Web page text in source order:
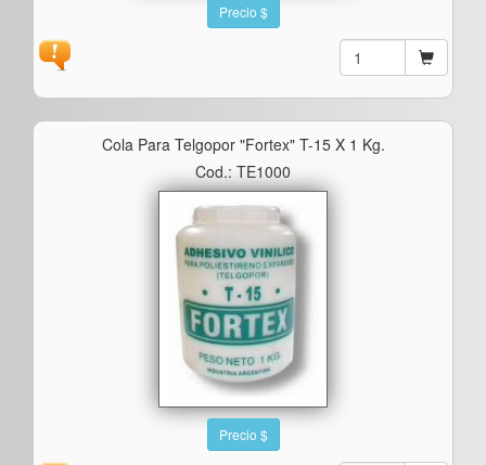
Precio $
Cola Para Telgopor "fortex" T-15 X 1 Kg.
Cod.: TE1000
Precio $